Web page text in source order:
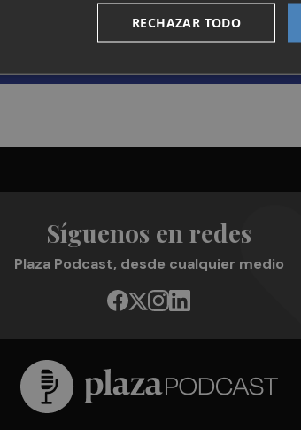
Plaza Podcast en tu correo
Síguenos en redes
Plaza Podcast, desde cualquier medio
RECHAZAR TODO